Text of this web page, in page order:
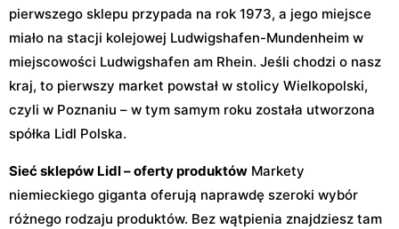
pierwszego sklepu przypada na rok 1973, a jego miejsce
miało na stacji kolejowej Ludwigshafen-Mundenheim w
miejscowości Ludwigshafen am Rhein. Jeśli chodzi o nasz
kraj, to pierwszy market powstał w stolicy Wielkopolski,
czyli w Poznaniu – w tym samym roku została utworzona
spółka Lidl Polska.
Sieć sklepów Lidl – oferty produktów Markety
niemieckiego giganta oferują naprawdę szeroki wybór
różnego rodzaju produktów. Bez wątpienia znajdziesz tam